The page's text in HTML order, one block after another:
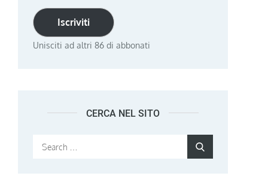
Iscriviti
Unisciti ad altri 86 di abbonati
CERCA NEL SITO
Search